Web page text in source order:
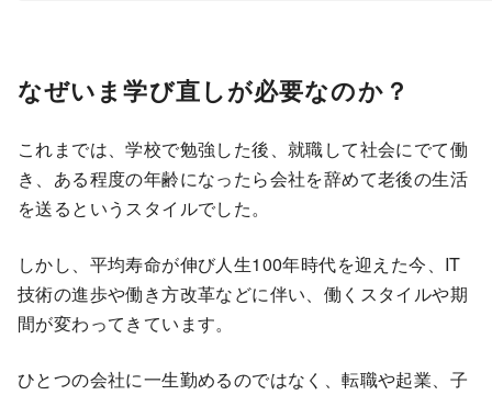
なぜいま学び直しが必要なのか？
これまでは、学校で勉強した後、就職して社会にでて働
き、ある程度の年齢になったら会社を辞めて老後の生活
を送るというスタイルでした。
しかし、平均寿命が伸び人生100年時代を迎えた今、IT
技術の進歩や働き方改革などに伴い、働くスタイルや期
間が変わってきています。
ひとつの会社に一生勤めるのではなく、転職や起業、子